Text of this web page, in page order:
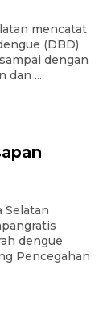
mencatat
(DBD)
dengan
dan ...
Selatan
dengue
Pencegahan